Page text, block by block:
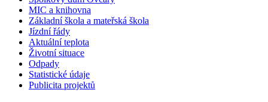
MIC a knihovna
Základní škola a mateřská škola
Jízdní řády
Aktuální teplota
Životní situace
Odpady
Statistické údaje
Publicita projektů